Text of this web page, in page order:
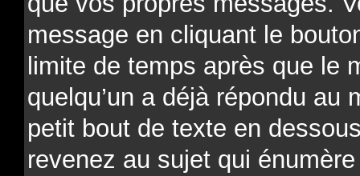
message en cliquant le
limite de temps après que le
quelqu’un a déjà répondu au
petit bout de texte en
revenez au sujet qui